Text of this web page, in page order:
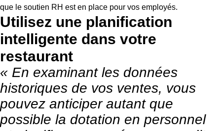
que le soutien RH est en place pour vos employés.
Utilisez une planification
intelligente dans votre
restaurant
« En examinant les données
historiques de vos ventes, vous
pouvez anticiper autant que
possible la dotation en personnel